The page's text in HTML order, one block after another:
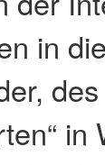
in